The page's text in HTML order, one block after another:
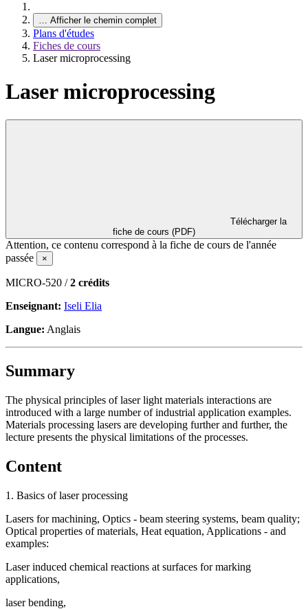
… Afficher le chemin complet
Plans d'études
Fiches de cours
Laser microprocessing
Laser microprocessing
fiche de cours (PDF)
Attention, ce contenu correspond à la fiche de cours de l'année
passée
×
MICRO-520 /2 crédits
Enseignant: Iseli Elia
Langue: Anglais
Summary
The physical principles of laser light materials interactions are
introduced with a large number of industrial application examples.
Materials processing lasers are developing further and further, the
lecture presents the physical limitations of the processes.
Content
1. Basics of laser processing
Lasers for machining, Optics - beam steering systems, beam quality;
Optical properties of materials, Heat equation, Applications - and
examples:
Laser induced chemical reactions at surfaces for marking
applications,
laser bending,